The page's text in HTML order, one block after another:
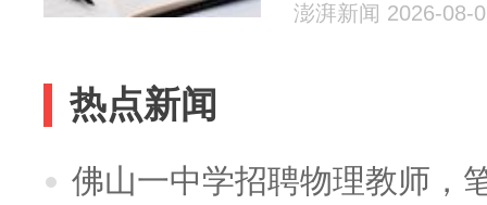
澎湃新闻 2026-08-
热点新闻
佛山一中学招聘物理教师，